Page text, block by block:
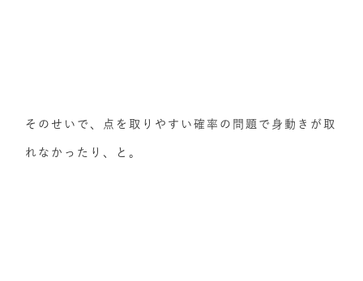
そのせいで、点を取りやすい確率の問題で身動きが取
れなかったり、と。